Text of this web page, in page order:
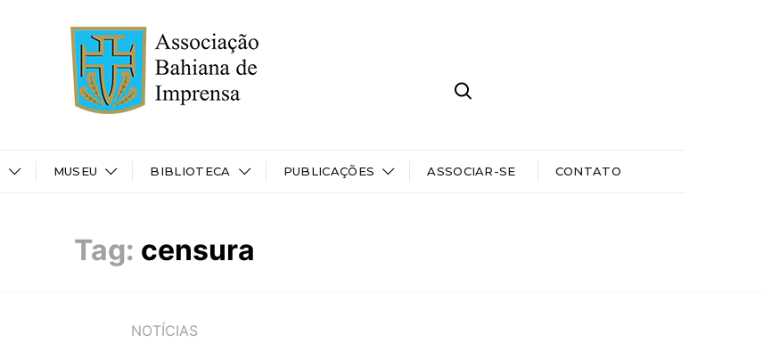
MUSEU BIBLIOTECA PUBLICAÇÕES ASSOCIAR-SE CONTATO
Tag: censura
NOTÍCIAS